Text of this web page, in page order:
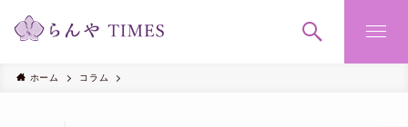
ホーム コラム